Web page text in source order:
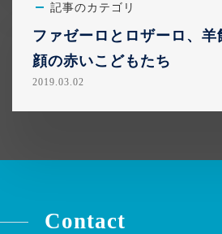
記事のカテゴリ
ファゼーロとロザーロ、羊
顔の赤いこどもたち
2019.03.02
Contact